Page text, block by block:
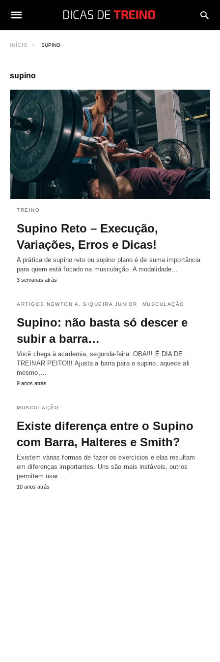
INÍCIO SUPINO
supino
TREINO
Supino Reto – Execução,
Variações, Erros e Dicas!
A prática de supino reto ou supino plano é de suma importância
para quem está focado na musculação. A modalidade…
3 semanas atrás
ARTIGOS NEWTON A. SIQUEIRA JUNIOR MUSCULAÇÃO
Supino: não basta só descer e
subir a barra…
Você chega à academia, segunda-feira: OBA!!! É DIA DE
TREINAR PEITO!!! Ajusta a barra para o supino, aquece ali
mesmo,…
9 anos atrás
MUSCULAÇÃO
Existe diferença entre o Supino
com Barra, Halteres e Smith?
Existem várias formas de fazer os exercícios e elas resultam
em diferenças importantes. Uns são mais instáveis, outros
permitem usar…
10 anos atrás